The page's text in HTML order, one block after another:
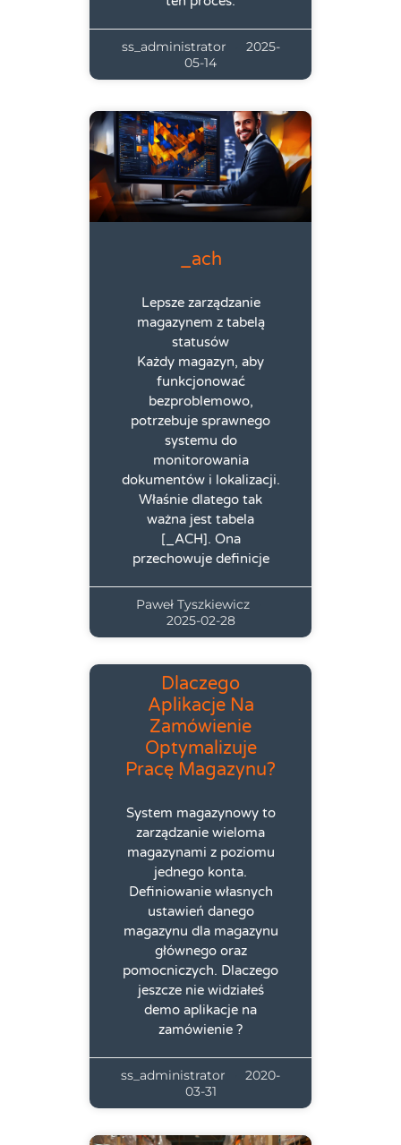
ss_administrator
2025-
05-14
_ach
Lepsze zarządzanie
magazynem z tabelą
statusów
Każdy magazyn, aby
funkcjonować
bezproblemowo,
potrzebuje sprawnego
systemu do
monitorowania
dokumentów i lokalizacji.
Właśnie dlatego tak
ważna jest tabela
[_ACH]. Ona
przechowuje definicje
Paweł Tyszkiewicz
2025-02-28
Dlaczego
Aplikacje Na
Zamówienie
Optymalizuje
Pracę Magazynu?
System magazynowy to
zarządzanie wieloma
magazynami z poziomu
jednego konta.
Definiowanie własnych
ustawień danego
magazynu dla magazynu
głównego oraz
pomocniczych. Dlaczego
jeszcze nie widziałeś
demo aplikacje na
zamówienie ?
ss_administrator
2020-
03-31